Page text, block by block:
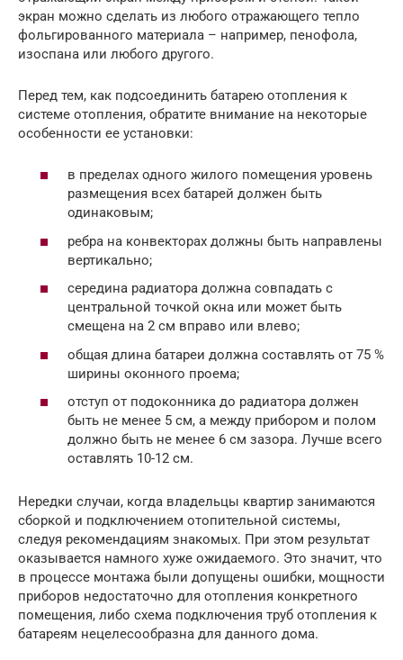
экран можно сделать из любого отражающего тепло
фольгированного материала – например, пенофола,
изоспана или любого другого.
Перед тем, как подсоединить батарею отопления к
системе отопления, обратите внимание на некоторые
особенности ее установки:
в пределах одного жилого помещения уровень
размещения всех батарей должен быть
одинаковым;
ребра на конвекторах должны быть направлены
вертикально;
середина радиатора должна совпадать с
центральной точкой окна или может быть
смещена на 2 см вправо или влево;
общая длина батареи должна составлять от 75 %
ширины оконного проема;
отступ от подоконника до радиатора должен
быть не менее 5 см, а между прибором и полом
должно быть не менее 6 см зазора. Лучше всего
оставлять 10-12 см.
Нередки случаи, когда владельцы квартир занимаются
сборкой и подключением отопительной системы,
следуя рекомендациям знакомых. При этом результат
оказывается намного хуже ожидаемого. Это значит, что
в процессе монтажа были допущены ошибки, мощности
приборов недостаточно для отопления конкретного
помещения, либо схема подключения труб отопления к
батареям нецелесообразна для данного дома.